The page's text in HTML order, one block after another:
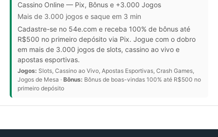
Cassino Online — Pix, Bônus e +3.000 Jogos
Mais de 3.000 jogos e saque em 3 min
Cadastre-se no 54e.com e receba 100% de bônus até
R$500 no primeiro depósito via Pix. Jogue com o dobro
em mais de 3.000 jogos de slots, cassino ao vivo e
apostas esportivas.
Jogos: Slots, Cassino ao Vivo, Apostas Esportivas, Crash Games,
Jogos de Mesa · Bônus: Bônus de boas-vindas 100% até R$500 no
primeiro depósito